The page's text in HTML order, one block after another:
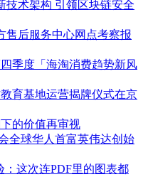
技术架构 引领区块链安全
售后服务中心网点考察报
季度「海淘消费趋势新风
育基地运营揭牌仪式在京
的价值再审视
全球华人首富英伟达创始
：这次连PDF里的图表都